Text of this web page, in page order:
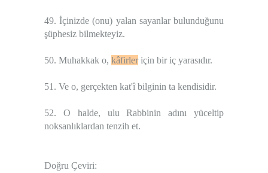
49. İçinizde (onu) yalan sayanlar bulunduğunu
şüphesiz bilmekteyiz.
50. Muhakkak o, kâfirleriçin bir iç yarasıdır.
51. Ve o, gerçekten kat'î bilginin ta kendisidir.
52. O halde, ulu Rabbinin adını yüceltip
noksanlıklardan tenzih et.
Doğru Çeviri: